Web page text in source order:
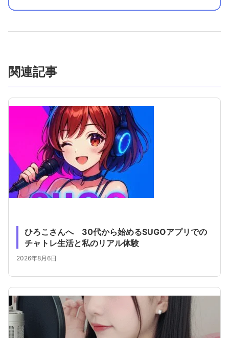
関連記事
ひろこさんへ 30代から始めるSUGOアプリでの
チャトレ生活と私のリアル体験
2026年8月6日